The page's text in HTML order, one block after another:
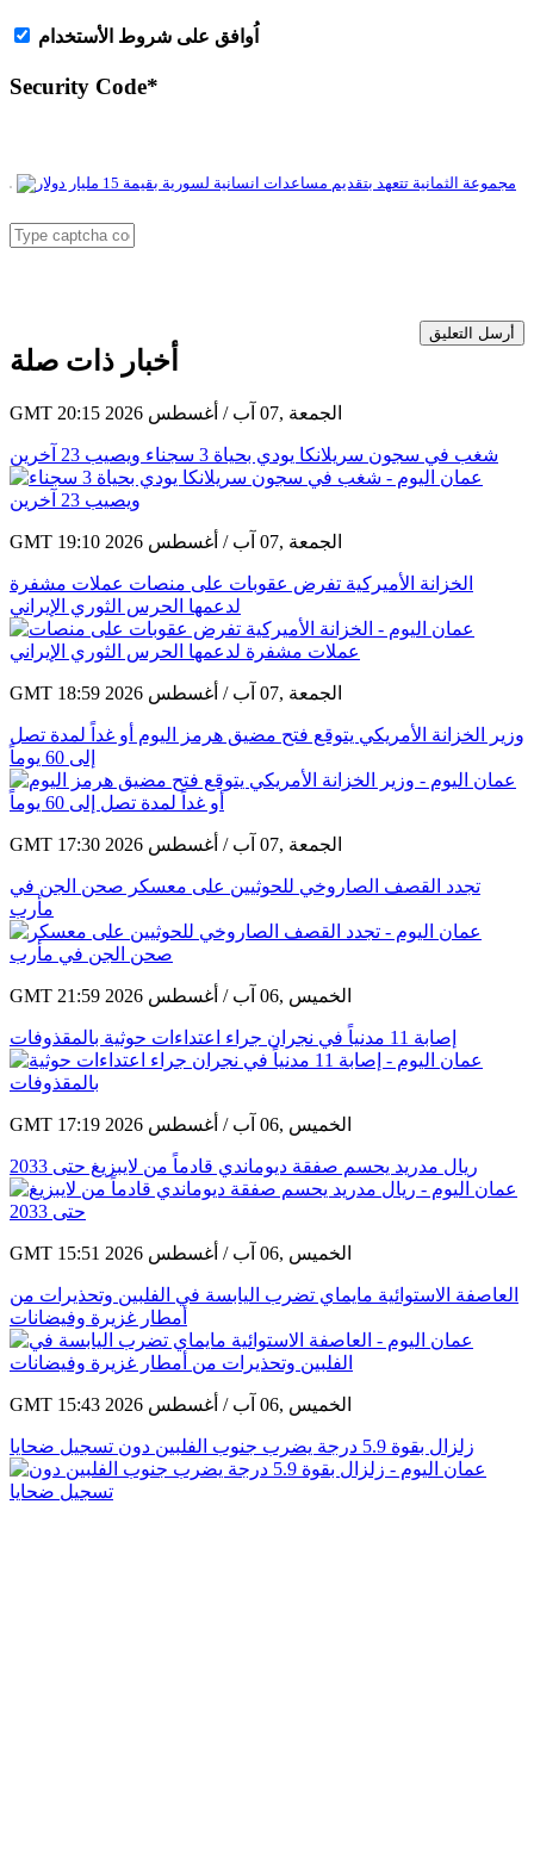
اُوافق على شروط الأستخدام
Security Code*
أرسل التعليق
أخبار ذات صلة
GMT 20:15 2026 الجمعة ,07 آب / أغسطس
شغب في سجون سريلانكا يودي بحياة 3 سجناء ويصيب 23 آخرين
GMT 19:10 2026 الجمعة ,07 آب / أغسطس
الخزانة الأميركية تفرض عقوبات على منصات عملات مشفرة
لدعمها الحرس الثوري الإيراني
GMT 18:59 2026 الجمعة ,07 آب / أغسطس
وزير الخزانة الأمريكي يتوقع فتح مضيق هرمز اليوم أو غداً لمدة تصل
إلى 60 يوماً
GMT 17:30 2026 الجمعة ,07 آب / أغسطس
تجدد القصف الصاروخي للحوثيين على معسكر صحن الجن في
مأرب
GMT 21:59 2026 الخميس ,06 آب / أغسطس
إصابة 11 مدنياً في نجران جراء اعتداءات حوثية بالمقذوفات
GMT 17:19 2026 الخميس ,06 آب / أغسطس
ريال مدريد يحسم صفقة ديوماندي قادماً من لايبزيغ حتى 2033
GMT 15:51 2026 الخميس ,06 آب / أغسطس
العاصفة الاستوائية مايماي تضرب اليابسة في الفلبين وتحذيرات من
أمطار غزيرة وفيضانات
GMT 15:43 2026 الخميس ,06 آب / أغسطس
زلزال بقوة 5.9 درجة يضرب جنوب الفلبين دون تسجيل ضحايا